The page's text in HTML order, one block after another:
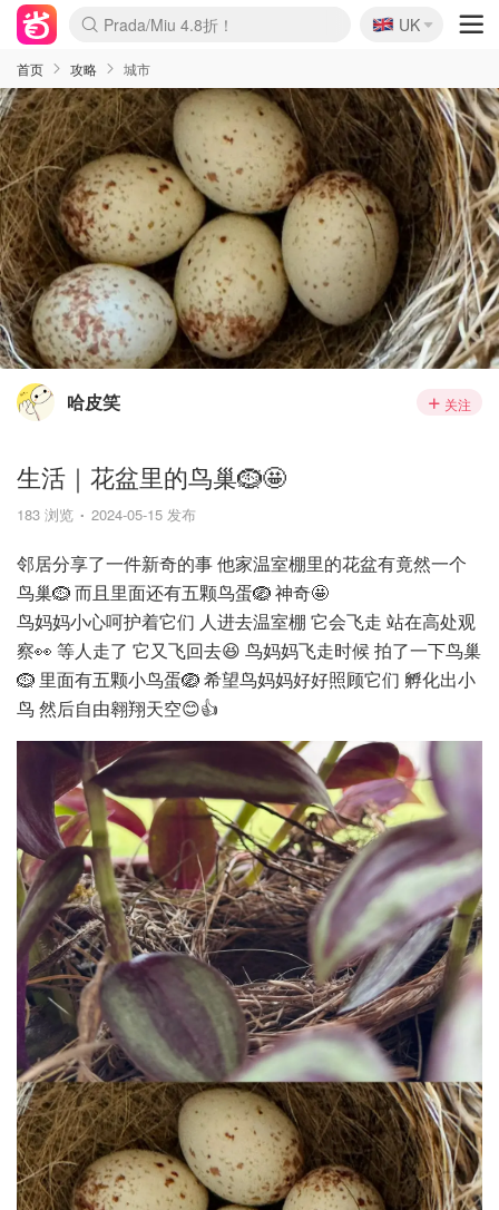
麦卢卡蜂蜜夏促！个位数！
Prada/Miu 4.8折！
啥？必胜客披萨5折！
🇬🇧
UK
首页 攻略 城市
哈皮笑 关注
生活｜花盆里的鸟巢🪹🤩
183 浏览 2024-05-15 发布
邻居分享了一件新奇的事 他家温室棚里的花盆有竟然一个
鸟巢🪹 而且里面还有五颗鸟蛋🪺 神奇🤩
鸟妈妈小心呵护着它们 人进去温室棚 它会飞走 站在高处观
察👀 等人走了 它又飞回去😆 鸟妈妈飞走时候 拍了一下鸟巢
🪹 里面有五颗小鸟蛋🪺 希望鸟妈妈好好照顾它们 孵化出小
鸟 然后自由翱翔天空😊👍